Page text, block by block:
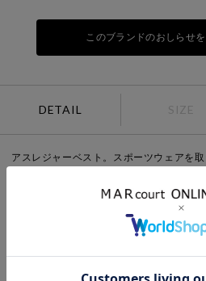
このブランドのおしらせ
DETAIL SIZE
アスレジャーベスト。スポーツウェアを
スレジャーの人気の秘密は着心地の良さ
ュさで、今年のMIDIUMISOLIDのコーデ
枚。ロングスカート・ワンピースにもよ
しを提案します。ジップアップ仕様で胸ポ